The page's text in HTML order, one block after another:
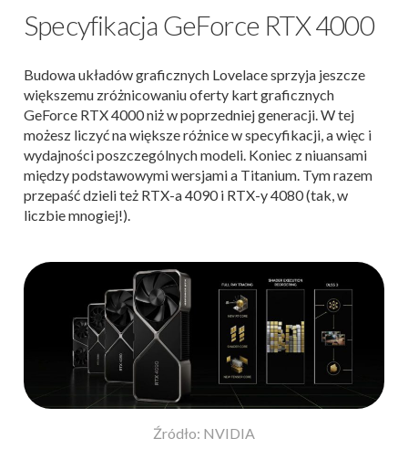
Specyfikacja GeForce RTX 4000
Budowa układów graficznych Lovelace sprzyja jeszcze
większemu zróżnicowaniu oferty kart graficznych
GeForce RTX 4000 niż w poprzedniej generacji. W tej
możesz liczyć na większe różnice w specyfikacji, a więc i
wydajności poszczególnych modeli. Koniec z niuansami
między podstawowymi wersjami a Titanium. Tym razem
przepaść dzieli też RTX-a 4090 i RTX-y 4080 (tak, w
liczbie mnogiej!).
Źródło: NVIDIA